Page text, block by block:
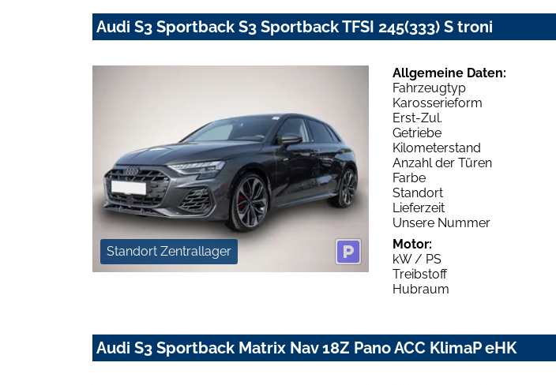
Audi S3 Sportback S3 Sportback TFSI 245(333) S troni
Standort Zentrallager
Allgemeine Daten:
Fahrzeugtyp
Karosserieform
Erst-Zul.
Getriebe
Kilometerstand
Anzahl der Türen
Farbe
Standort
Lieferzeit
Unsere Nummer
Motor:
kW / PS
Treibstoff
Hubraum
Audi S3 Sportback Matrix Nav 18Z Pano ACC KlimaP eHK